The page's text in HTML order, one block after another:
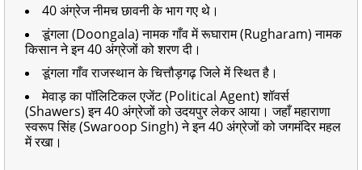
40 अंग्रेज नीमच छावनी के भाग गए थे।
डूंगला (Doongala) नामक गाँव में रूघाराम (Rugharam) नामक
किसान ने इन 40 अंग्रेजों को शरण दी।
डूंगला गाँव राजस्थान के चित्तौड़गढ़ जिले में स्थित है।
मेवाड़ का पॉलिटिकल एजेंट (Political Agent) शॉवर्स
(Shawers) इन 40 अंग्रेजों को उदयपुर लेकर आया। जहाँ महाराणा
स्वरूप सिंह (Swaroop Singh) ने इन 40 अंग्रेजों को जगमंदिर महल
में रखा।